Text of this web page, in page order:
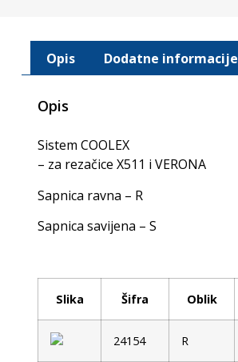
Opis Dodatne informacije
Opis
Sistem COOLEX
– za rezačice X511 i VERONA
Sapnica ravna – R
Sapnica savijena – S
Slika Šifra Oblik
24154 R